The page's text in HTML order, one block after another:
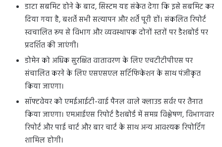
डाटा सबमिट होने के बाद, सिस्टम यह संकेत देगा कि इसे सबमिट कर
दिया गया है, बशर्ते सभी सत्यापन और शर्तें पूरी हों। संकलित रिपोर्ट
स्वचालित रूप से विभाग और व्यवस्थापक दोनों स्तरों पर डैशबोर्ड पर
प्रदर्शित की जाएंगी।
डोमेन को अधिक सुरक्षित वातावरण के लिए एचटीटीपीएस पर
संचालित करने के लिए एसएसएल सर्टिफिकेशन के साथ पंजीकृत
किया जाएगा।
सॉफ्टवेयर को एमईआईटी-वाई पैनल वाले क्लाउड सर्वर पर तैनात
किया जाएगा। एमआईएस रिपोर्ट डैशबोर्ड में समग्र विश्लेषण, विभागवार
रिपोर्ट और पाई चार्ट और बार चार्ट के साथ अन्य आवश्यक रिपोर्टिंग
शामिल होगी।